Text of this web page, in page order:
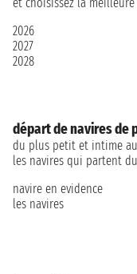
2026
2027
2028
départ de navires de
du plus petit et intime
les navires qui partent
navire en evidence
les navires